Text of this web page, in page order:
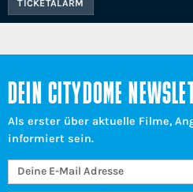
TICKETALARM
DEIN CITYDOME
Als erster über aktuelle Filme,
informiert sein.